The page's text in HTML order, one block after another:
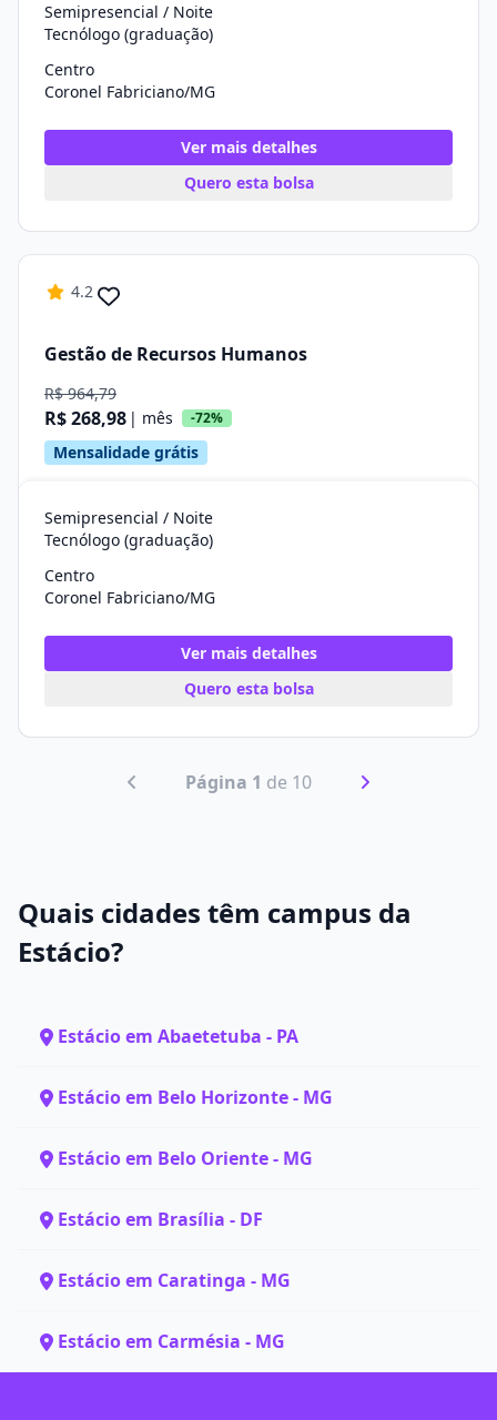
Semipresencial / Noite
Tecnólogo (graduação)
Centro
Coronel Fabriciano/MG
Ver mais detalhes
Quero esta bolsa
4.2
Gestão de Recursos Humanos
R$ 964,79
R$ 268,98 | mês -72%
Mensalidade grátis
Semipresencial / Noite
Tecnólogo (graduação)
Centro
Coronel Fabriciano/MG
Ver mais detalhes
Quero esta bolsa
Página 1 de 10
Quais cidades têm campus da
Estácio?
Estácio em Abaetetuba - PA
Estácio em Belo Horizonte - MG
Estácio em Belo Oriente - MG
Estácio em Brasília - DF
Estácio em Caratinga - MG
Estácio em Carmésia - MG